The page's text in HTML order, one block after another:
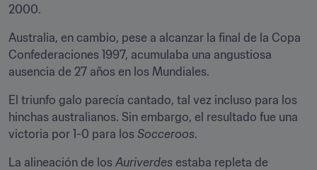
2000.
Australia, en cambio, pese a alcanzar la final de la Copa
Confederaciones 1997, acumulaba una angustiosa
ausencia de 27 años en los Mundiales.
El triunfo galo parecía cantado, tal vez incluso para los
hinchas australianos. Sin embargo, el resultado fue una
victoria por 1-0 para los Socceroos.
La alineación de los Auriverdes estaba repleta de